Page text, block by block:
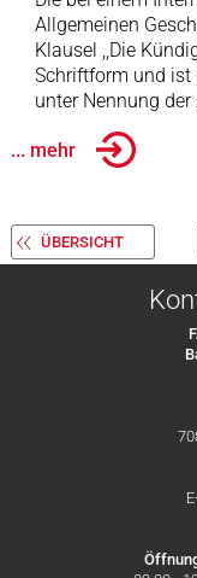
Allgemeinen
Klausel ,,Die
Schriftform und ist
unter Nennung
... mehr
ÜBERSICHT